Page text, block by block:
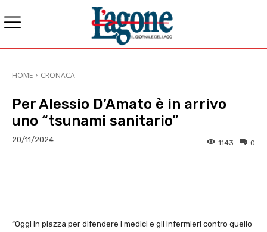
HOME CRONACA
Per Alessio D’Amato è in arrivo
uno “tsunami sanitario”
20/11/2024 0
1143
“Oggi in piazza per difendere i medici e gli infermieri contro quello